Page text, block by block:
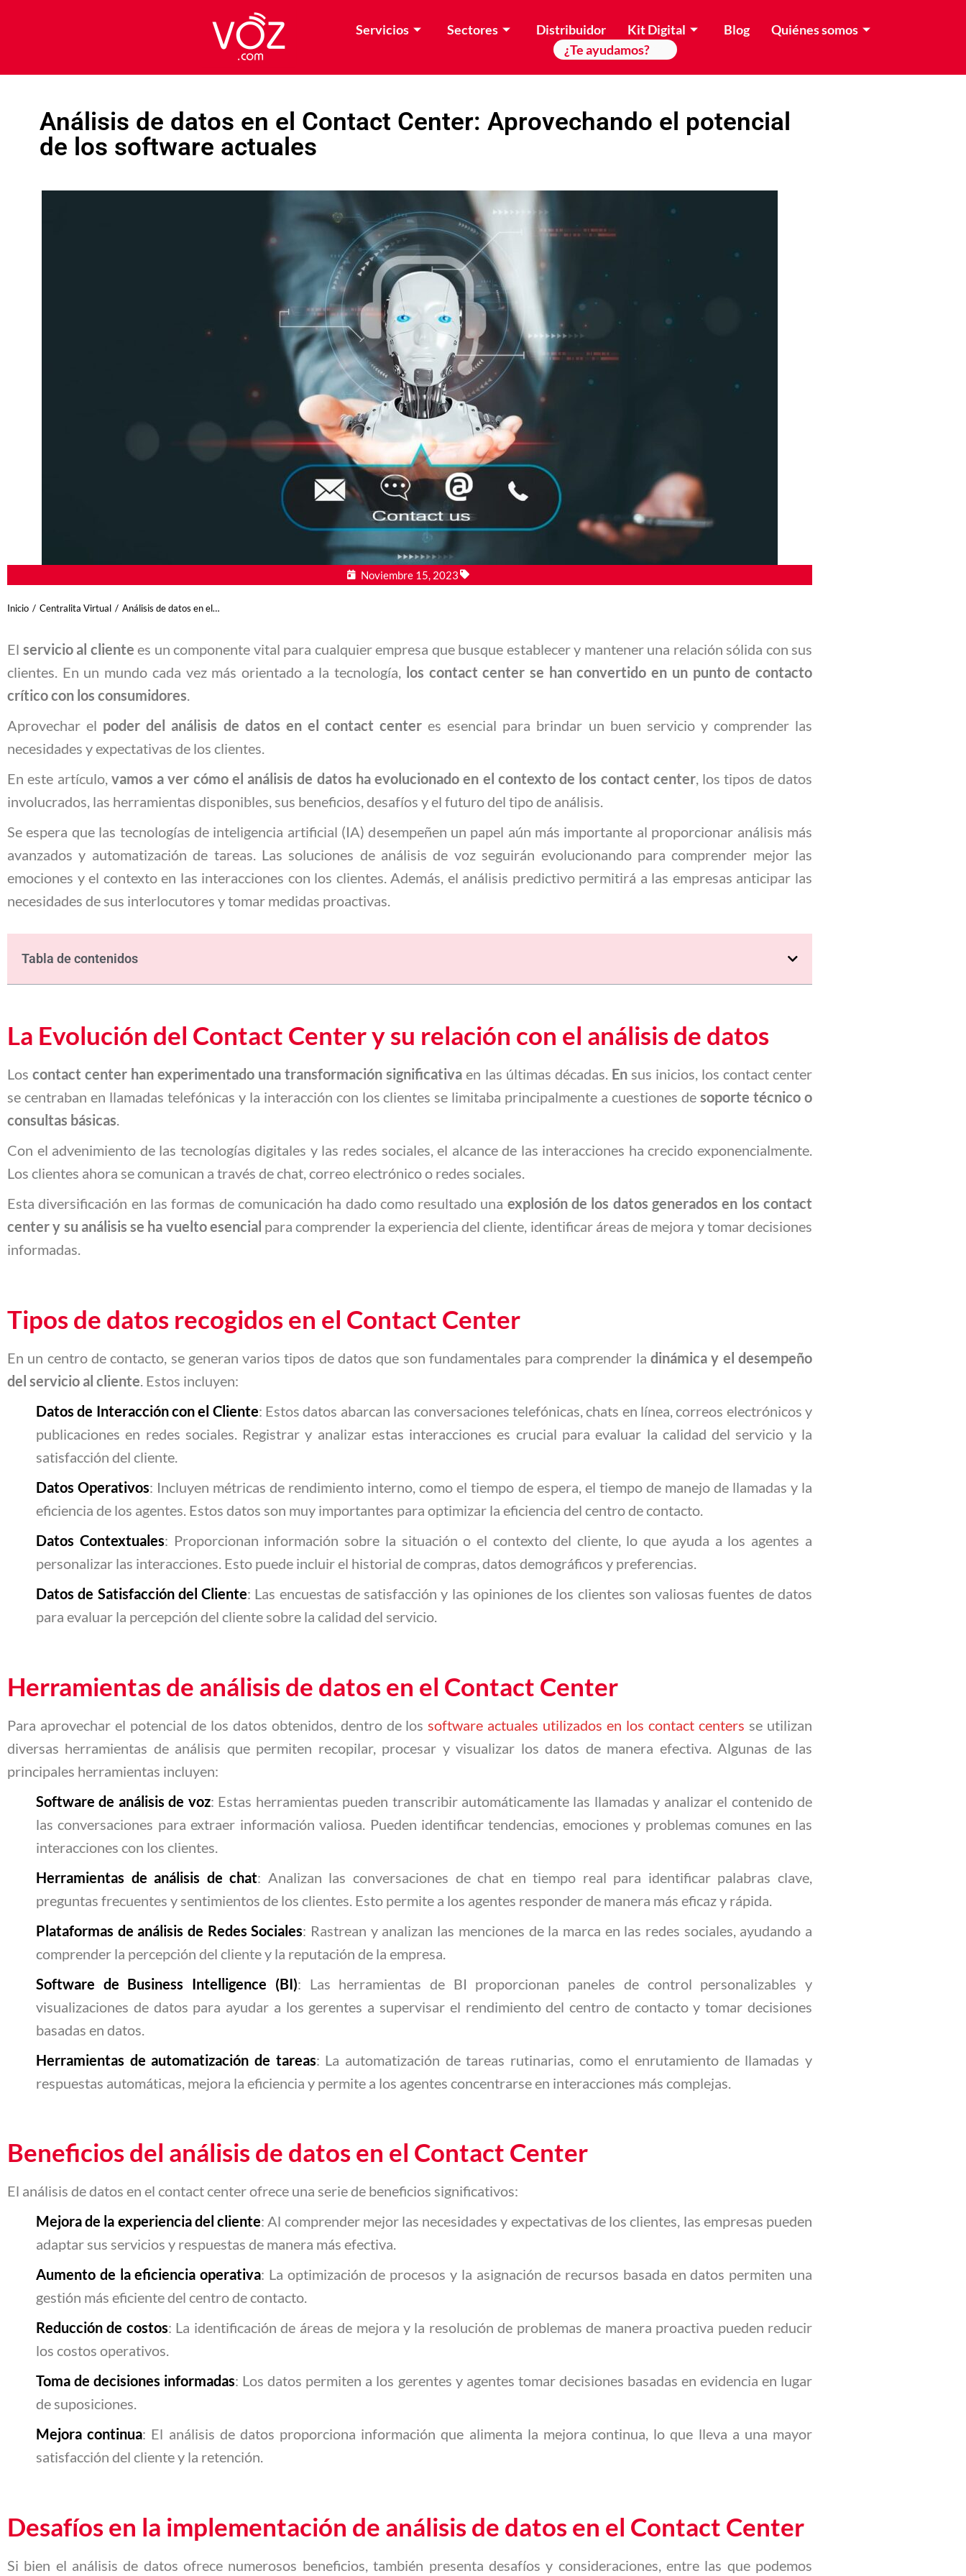
Servicios Sectores Distribuidor Kit Digital Blog
Quiénes somos
¿Te ayudamos?
Análisis de datos en el Contact Center: Aprovechando el potencial
de los software actuales
Noviembre 15, 2023
Estás aquí:
Inicio Centralita Virtual Análisis de datos en el…
El servicio al cliente es un componente vital para cualquier empresa que busque establecer y mantener una relación sólida con sus
clientes. En un mundo cada vez más orientado a la tecnología, los contact center se han convertido en un punto de contacto
crítico con los consumidores
Aprovechar el poder del análisis de datos en el contact center es esencial para brindar un buen servicio y comprender las
necesidades y expectativas de los clientes.
En este artículo, vamos a ver cómo el análisis de datos ha evolucionado en el contexto de los contact center, los tipos de datos
involucrados, las herramientas disponibles, sus beneficios, desafíos y el futuro del tipo de análisis.
Se espera que las tecnologías de inteligencia artificial (IA) desempeñen un papel aún más importante al proporcionar análisis más
avanzados y automatización de tareas. Las soluciones de análisis de voz seguirán evolucionando para comprender mejor las
emociones y el contexto en las interacciones con los clientes. Además, el análisis predictivo permitirá a las empresas anticipar las
necesidades de sus interlocutores y tomar medidas proactivas.
Tabla de contenidos
La Evolución del Contact Center y su relación con el análisis de datos
Loscontact center han experimentado una transformación significativaen las últimas décadas. En sus inicios, los contact center
se centraban en llamadas telefónicas y la interacción con los clientes se limitaba principalmente a cuestiones desoporte técnico o
consultas básicas.
Con el advenimiento de las tecnologías digitales y las redes sociales, el alcance de las interacciones ha crecido exponencialmente.
Los clientes ahora se comunican a través de chat, correo electrónico o redes sociales.
Esta diversificación en las formas de comunicación ha dado como resultado una explosión de los datos generados en los contact
center y su análisis se ha vuelto esencial para comprender la experiencia del cliente, identificar áreas de mejora y tomar decisiones
informadas.
Tipos de datos recogidos en el Contact Center
En un centro de contacto, se generan varios tipos de datos que son fundamentales para comprender ladinámica y el desempeño
del servicio al cliente. Estos incluyen:
Datos de Interacción con el Cliente: Estos datos abarcan las conversaciones telefónicas, chats en línea, correos electrónicos y
publicaciones en redes sociales. Registrar y analizar estas interacciones es crucial para evaluar la calidad del servicio y la
satisfacción del cliente.
Datos Operativos: Incluyen métricas de rendimiento interno, como el tiempo de espera, el tiempo de manejo de llamadas y la
eficiencia de los agentes. Estos datos son muy importantes para optimizar la eficiencia del centro de contacto.
Datos Contextuales: Proporcionan información sobre la situación o el contexto del cliente, lo que ayuda a los agentes a
personalizar las interacciones. Esto puede incluir el historial de compras, datos demográficos y preferencias.
Datos de Satisfacción del Cliente: Las encuestas de satisfacción y las opiniones de los clientes son valiosas fuentes de datos
para evaluar la percepción del cliente sobre la calidad del servicio.
Herramientas de análisis de datos en el Contact Center
Para aprovechar el potencial de los datos obtenidos, dentro de los software actuales utilizados en los contact centers se utilizan
diversas herramientas de análisis que permiten recopilar, procesar y visualizar los datos de manera efectiva. Algunas de las
principales herramientas incluyen:
Software de análisis de voz: Estas herramientas pueden transcribir automáticamente las llamadas y analizar el contenido de
las conversaciones para extraer información valiosa. Pueden identificar tendencias, emociones y problemas comunes en las
interacciones con los clientes.
Herramientas de análisis de chat: Analizan las conversaciones de chat en tiempo real para identificar palabras clave,
preguntas frecuentes y sentimientos de los clientes. Esto permite a los agentes responder de manera más eficaz y rápida.
Plataformas de análisis de Redes Sociales: Rastrean y analizan las menciones de la marca en las redes sociales, ayudando a
comprender la percepción del cliente y la reputación de la empresa.
Software de Business Intelligence (BI): Las herramientas de BI proporcionan paneles de control personalizables y
visualizaciones de datos para ayudar a los gerentes a supervisar el rendimiento del centro de contacto y tomar decisiones
basadas en datos.
Herramientas de automatización de tareas: La automatización de tareas rutinarias, como el enrutamiento de llamadas y
respuestas automáticas, mejora la eficiencia y permite a los agentes concentrarse en interacciones más complejas.
Beneficios del análisis de datos en el Contact Center
El análisis de datos en el contact center ofrece una serie de beneficios significativos:
Mejora de la experiencia del cliente: Al comprender mejor las necesidades y expectativas de los clientes, las empresas pueden
adaptar sus servicios y respuestas de manera más efectiva.
Aumento de la eficiencia operativa: La optimización de procesos y la asignación de recursos basada en datos permiten una
gestión más eficiente del centro de contacto.
Reducción de costos: La identificación de áreas de mejora y la resolución de problemas de manera proactiva pueden reducir
los costos operativos.
Toma de decisiones informadas: Los datos permiten a los gerentes y agentes tomar decisiones basadas en evidencia en lugar
de suposiciones.
Mejora continua: El análisis de datos proporciona información que alimenta la mejora continua, lo que lleva a una mayor
satisfacción del cliente y la retención.
Desafíos en la implementación de análisis de datos en el Contact Center
Si bien el análisis de datos ofrece numerosos beneficios, también presenta desafíos y consideraciones, entre las que podemos